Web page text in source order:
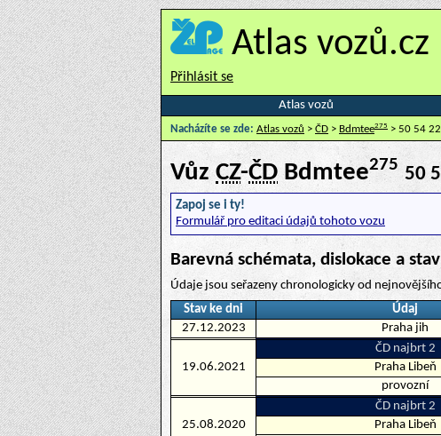
Atlas vozů.cz
Přihlásit se
Atlas vozů
Nacházíte se zde: Atlas vozů > ČD > Bdmtee275 > 50 54
VůzCZ-ČD Bdmtee275 50
Zapoj se i ty!
Formulář pro editaci údajů tohoto vozu
Barevná schémata, dislokace a
Údaje jsou seřazeny chronologicky od
Stav ke dni
Údaj
27.12.2023
Praha jih
19.06.2021
ČD najbrt 2
Praha Libeň
provozní
25.08.2020
ČD najbrt 2
Praha Libeň